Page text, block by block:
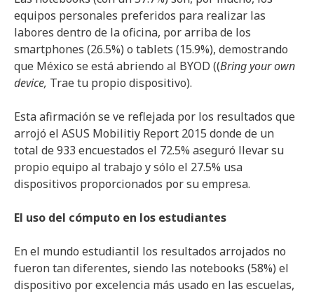
equipos personales preferidos para realizar las
labores dentro de la oficina, por arriba de los
smartphones (26.5%) o tablets (15.9%), demostrando
que México se está abriendo al BYOD ((Bring your own
device, Trae tu propio dispositivo).
Esta afirmación se ve reflejada por los resultados que
arrojó el ASUS Mobilitiy Report 2015 donde de un
total de 933 encuestados el 72.5% aseguró llevar su
propio equipo al trabajo y sólo el 27.5% usa
dispositivos proporcionados por su empresa.
El uso del cómputo en los estudiantes
En el mundo estudiantil los resultados arrojados no
fueron tan diferentes, siendo las notebooks (58%) el
dispositivo por excelencia más usado en las escuelas,